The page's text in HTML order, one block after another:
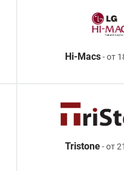
Hi-Macs- от
Tristone- от